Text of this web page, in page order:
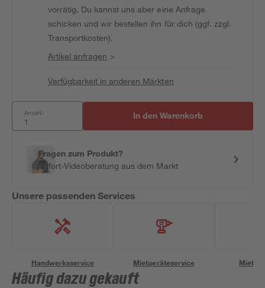
vorrätig. Du kannst uns aber eine Anfrage
schicken und wir bestellen ihn für dich (ggf. zzgl.
Transportkosten).
Artikel anfragen >
Verfügbarkeit in anderen Märkten
Anzahl: In den Warenkorb
Fragen zum Produkt?
Sofort-Videoberatung aus dem Markt
Unsere passenden Services
Handwerksservice Mietgeräteservice
Häufig dazu gekauft